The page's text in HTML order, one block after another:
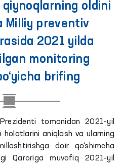
qiynoqlarning oldini
Milliy preventiv
2021 yilda
monitoring
brifing
tomonidan 2021-yil
holatlarini aniqlash va ularning
doir qo‘shimcha
Qaroriga muvofiq 2021-yil